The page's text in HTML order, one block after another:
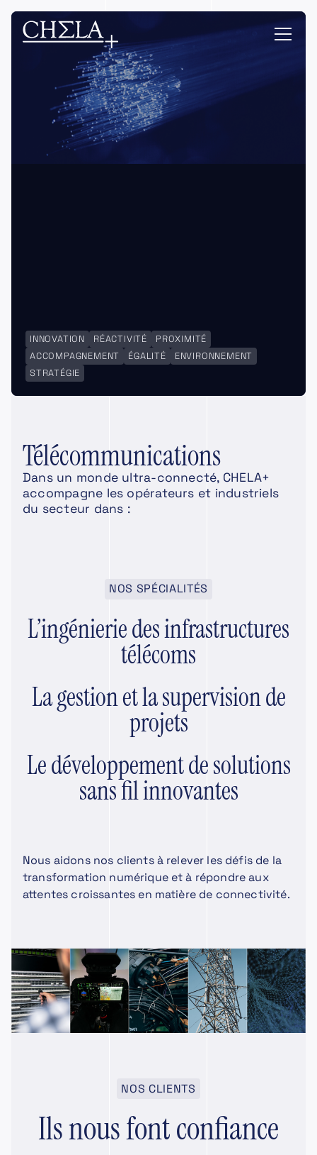
INNOVATION RÉACTIVITÉ
PROXIMITÉ
ACCOMPAGNEMENT
ÉGALITÉ
ENVIRONNEMENT
STRATÉGIE
Télécommunications
Dans un monde ultra-connecté, CHELA+
accompagne les opérateurs et industriels
du secteur dans :
NOS SPÉCIALITÉS
L’ingénierie des infrastructures
télécoms
La gestion et la supervision de
projets
Le développement de solutions
sans fil innovantes
Nous aidons nos clients à relever les défis de la
transformation numérique et à répondre aux
attentes croissantes en matière de connectivité.
NOS CLIENTS
Ils nous font confiance